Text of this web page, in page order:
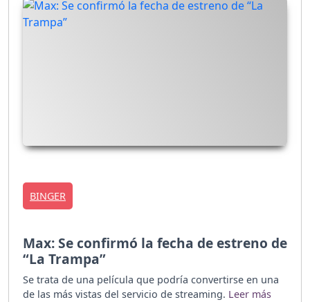
BINGER
Max: Se confirmó la fecha de estreno de
“La Trampa”
Se trata de una película que podría convertirse en una
de las más vistas del servicio de streaming.